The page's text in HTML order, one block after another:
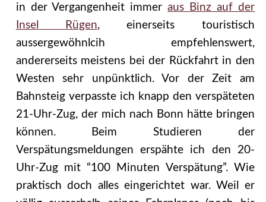
in der Vergangenheit immeraus Binz auf der
Insel Rügen, einerseits touristisch
aussergewöhnlcih empfehlenswert,
andererseits meistens bei der Rückfahrt in den
Westen sehr unpünktlich. Vor der Zeit am
Bahnsteig verpasste ich knapp den verspäteten
21-Uhr-Zug, der mich nach Bonn hätte bringen
können. Beim Studieren der
Verspätungsmeldungen erspähte ich den 20-
Uhr-Zug mit “100 Minuten Verspätung”. Wie
praktisch doch alles eingerichtet war. Weil er